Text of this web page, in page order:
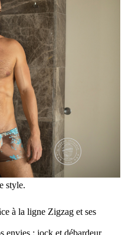
style.
à la ligne Zigzag et ses
envies : jock et débardeur